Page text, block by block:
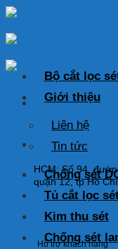
Skip
content
HOTLINE:
HCM: Số 94,
quận 12, tp Hồ
Hỗ trợ khách hàng
Bộ cắt lọc
Giới thiệu
Liên hệ
Tin tức
Chống sét
Tủ cắt lọc
Kim thu sét
Chống sét